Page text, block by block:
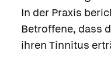
In der Praxis
Betroffene, dass
ihren Tinnitus